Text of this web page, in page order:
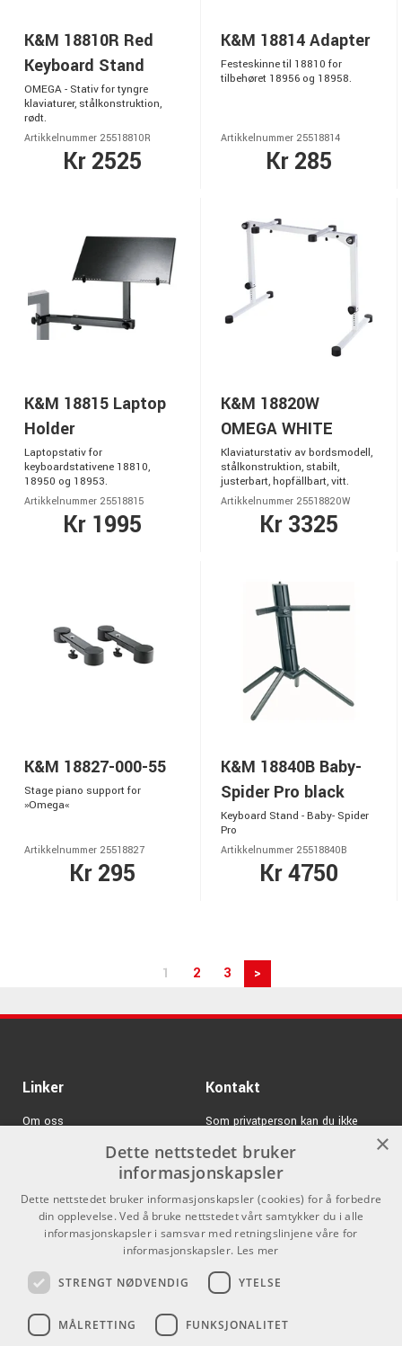
K&M 18810R Red
Keyboard Stand
OMEGA - Stativ for tyngre
klaviaturer, stålkonstruktion,
rødt.
Artikkelnummer 25518810R
Kr 2525
K&M 18814 Adapter
Festeskinne til 18810 for
tilbehøret 18956 og 18958.
Artikkelnummer 25518814
Kr 285
K&M 18815 Laptop
Holder
Laptopstativ for
keyboardstativene 18810,
18950 og 18953.
Artikkelnummer 25518815
Kr 1995
K&M 18820W
OMEGA WHITE
Klaviaturstativ av bordsmodell,
stålkonstruktion, stabilt,
justerbart, hopfällbart, vitt.
Artikkelnummer 25518820W
Kr 3325
K&M 18827-000-55
Stage piano support for
»Omega«
Artikkelnummer 25518827
Kr 295
K&M 18840B Baby-
Spider Pro black
Keyboard Stand - Baby- Spider
Pro
Artikkelnummer 25518840B
Kr 4750
1 2 3 >
Linker
Om oss
GDPR & Cookies
Kontakt
Som privatperson kan du ikke
kjøpe på denne nettsiden, alt salg
skjer gjennom våre forhandlere.
info@emnordic.no
×
Dette nettstedet bruker
informasjonskapsler
Dette nettstedet bruker informasjonskapsler (cookies) for å forbedre
din opplevelse. Ved å bruke nettstedet vårt samtykker du i alle
informasjonskapsler i samsvar med retningslinjene våre for
informasjonskapsler. Les mer
STRENGT NØDVENDIG YTELSE
MÅLRETTING FUNKSJONALITET